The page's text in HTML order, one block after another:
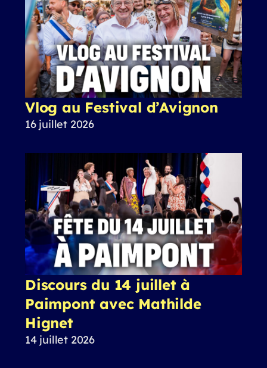
Vlog au Festival d’Avignon
16 juillet 2026
Discours du 14 juillet à
Paimpont avec Mathilde
Hignet
14 juillet 2026